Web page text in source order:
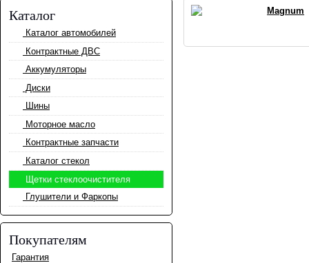
Каталог
Каталог автомобилей
Контрактные ДВС
Аккумуляторы
Диски
Шины
Моторное масло
Контрактные запчасти
Каталог стекол
Щетки стеклоочистителя
Глушители и Фаркопы
Покупателям
Гарантия
Magnum